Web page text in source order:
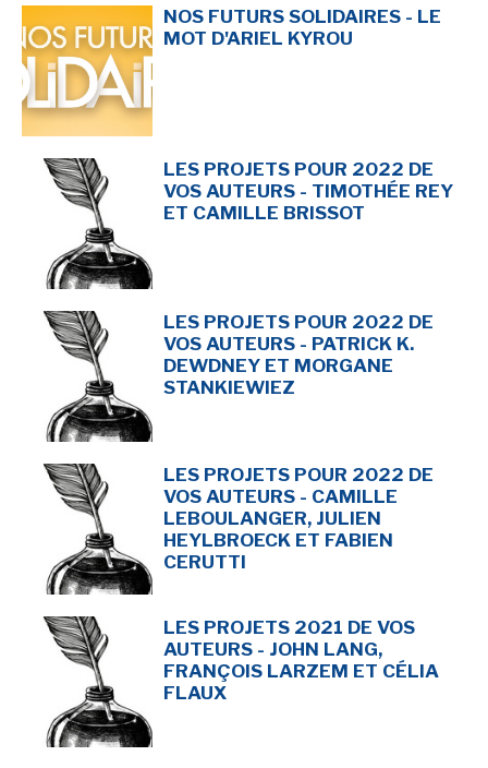
NOS FUTURS SOLIDAIRES - LE
MOT D'ARIEL KYROU
LES PROJETS POUR 2022 DE
VOS AUTEURS - TIMOTHÉE REY
ET CAMILLE BRISSOT
LES PROJETS POUR 2022 DE
VOS AUTEURS - PATRICK K.
DEWDNEY ET MORGANE
STANKIEWIEZ
LES PROJETS POUR 2022 DE
VOS AUTEURS - CAMILLE
LEBOULANGER, JULIEN
HEYLBROECK ET FABIEN
CERUTTI
LES PROJETS 2021 DE VOS
AUTEURS - JOHN LANG,
FRANÇOIS LARZEM ET CÉLIA
FLAUX